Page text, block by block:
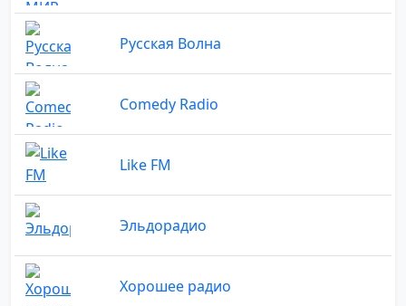
Русская Волна
Comedy Radio
Like FM
Эльдорадио
Хорошее радио